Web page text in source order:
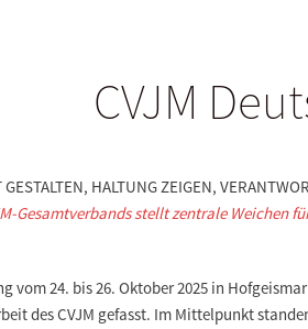
CVJM
HALTUNG ZEIGEN,
Gesamtverbands stellt zentrale Weichen
vom 24. bis 26. Oktober 2025 in
des CVJM gefasst. Im Mittelpunkt